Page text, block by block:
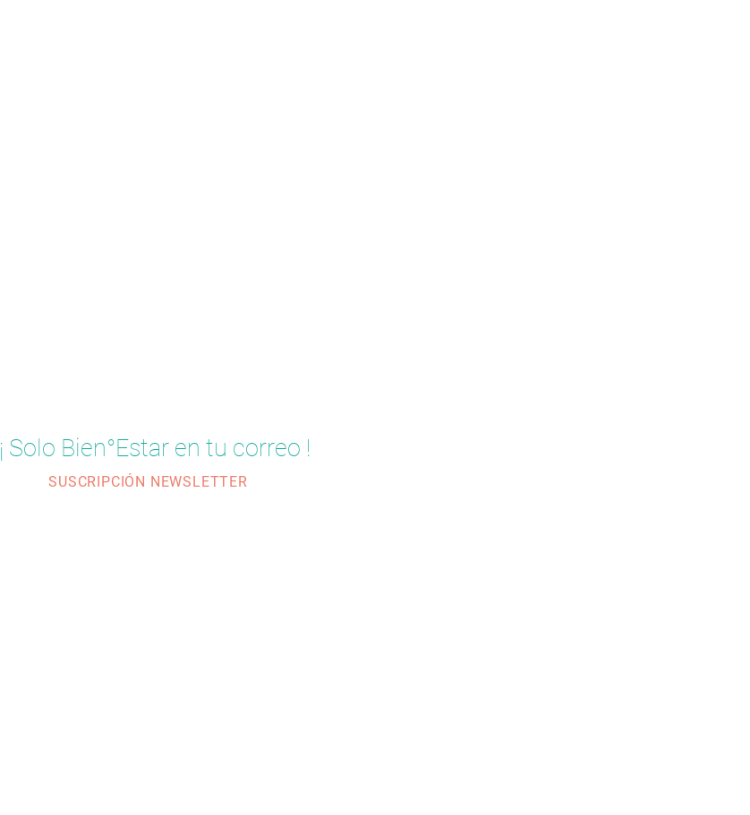
¡ Solo Bien°Estar en tu correo !
SUSCRIPCIÓN NEWSLETTER